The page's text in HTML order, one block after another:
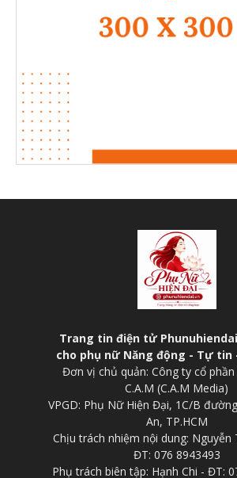
Trang tin điện tử
cho phụ nữ Năng động - Tự tin
Đơn vị chủ quản: Công ty cổ
C.A.M (C.A.M Media)
VPGD: Phụ Nữ Hiện Đại, 1C/B
An, TP.HCM
Chịu trách nhiệm nội dung: Nguyễn
ĐT: 076 8943493
Phụ trách biên tập: Hạnh Chi - ĐT: